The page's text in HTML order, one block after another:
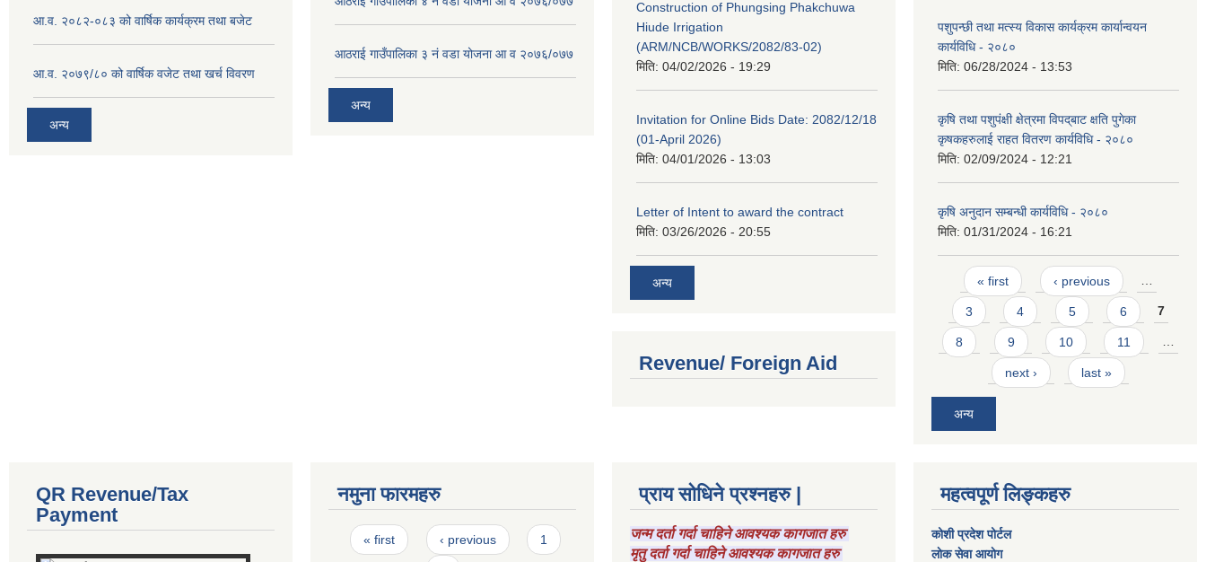
आ.व. २०८२-०८३ को वार्षिक कार्यक्रम तथा बजेट
आ.व. २०७९/८० को वार्षिक वजेट तथा खर्च विवरण
अन्य
आठराई गाउँपालिका ३ नं वडा योजना आ व २०७६/०७७
अन्य
Construction of Phungsing Phakchuwa
Hiude Irrigation
(ARM/NCB/WORKS/2082/83-02)
मिति: 04/02/2026 - 19:29
Invitation for Online Bids Date: 2082/12/18
(01-April 2026)
मिति: 04/01/2026 - 13:03
Letter of Intent to award the contract
मिति: 03/26/2026 - 20:55
अन्य
Revenue/ Foreign Aid
पशुपन्छी तथा मत्स्य विकास कार्यक्रम कार्यान्वयन
कार्यविधि - २०८०
मिति: 06/28/2024 - 13:53
कृषि तथा पशुपंक्षी क्षेत्रमा विपद्‌बाट क्षति पुगेका
कृषकहरुलाई राहत वितरण कार्यविधि - २०८०
मिति: 02/09/2024 - 12:21
कृषि अनुदान सम्बन्धी कार्यविधि - २०८०
मिति: 01/31/2024 - 16:21
Pages
« first ‹ previous …
3 4 5 6 7
8 9 10 11 …
next › last »
अन्य
QR Revenue/Tax
Payment
नमुना फारमहरु
Pages
« first ‹ previous 1
प्राय सोधिने प्रश्नहरु |
जन्म दर्ता गर्दा चाहिने आवश्यक कागजात हरु
मृतु दर्ता गर्दा चाहिने आवश्यक कागजात हरु
महत्वपूर्ण लिङ्कहरु
कोशी प्रदेश पोर्टल
लाेक सेवा आयाेग